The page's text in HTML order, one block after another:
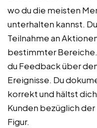
wo du die meisten
unterhalten kannst.
Teilnahme an
bestimmter
du Feedback über
Ereignisse. Du
korrekt und hältst
Kunden bezüglich
Figur.